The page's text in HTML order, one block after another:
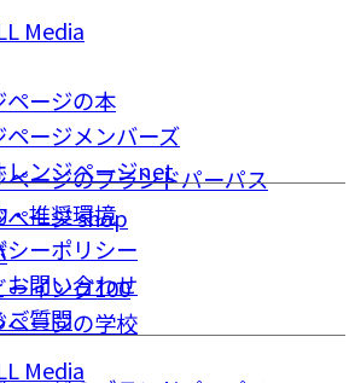
Media
ページの本
ージメンバーズ
レンジページnet
ページ shop
イング100
ページの学校
Media
ページのブランドパーパス
・推奨環境
シーポリシー
お問い合わせ
ご質問